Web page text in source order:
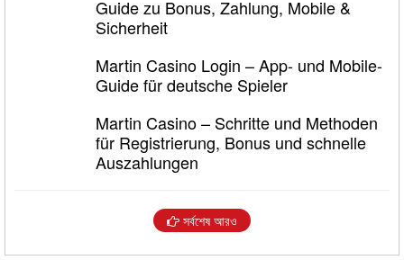
Guide zu Bonus, Zahlung, Mobile &
Sicherheit
Martin Casino Login – App- und Mobile-
Guide für deutsche Spieler
Martin Casino – Schritte und Methoden
für Registrierung, Bonus und schnelle
Auszahlungen
সর্বশেষ আরও